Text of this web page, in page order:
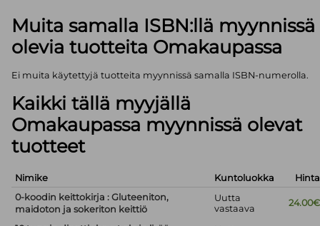
Muita samalla ISBN:llä myynnissä
olevia tuotteita Omakaupassa
Ei muita käytettyjä tuotteita myynnissä samalla ISBN-numerolla.
Kaikki tällä myyjällä
Omakaupassa myynnissä olevat
tuotteet
Nimike Kuntoluokka
Hinta
0-koodin keittokirja : Gluteeniton,
maidoton ja sokeriton keittiö
Uutta
vastaava
24.00€